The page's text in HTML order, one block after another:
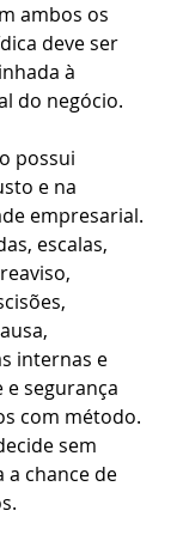
ambos os
deve ser
à
do negócio.
possui
e na
empresarial.
escalas,
internas e
e segurança
com método.
sem
a chance de